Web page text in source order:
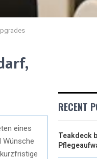
eines
Wünsche
RECENT
Teakdeck